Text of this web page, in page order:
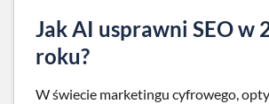
Jak AI usprawni SEO w
roku?
W świecie marketingu cyfrowego,